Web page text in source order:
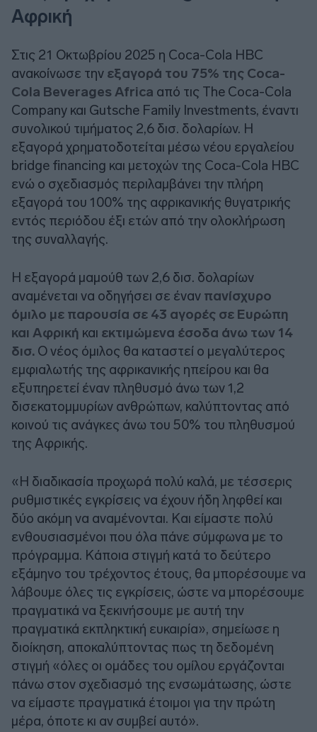
Αφρική
Στις 21 Οκτωβρίου 2025 η Coca-Cola HBC
ανακοίνωσε την εξαγορά του 75% της Coca-
Cola Beverages Africa από τις The Coca-Cola
Company και Gutsche Family Investments, έναντι
συνολικού τιμήματος 2,6 δισ. δολαρίων. Η
εξαγορά χρηματοδοτείται μέσω νέου εργαλείου
bridge financing και μετοχών της Coca-Cola HBC
ενώ ο σχεδιασμός περιλαμβάνει την πλήρη
εξαγορά του 100% της αφρικανικής θυγατρικής
εντός περιόδου έξι ετών από την ολοκλήρωση
της συναλλαγής.
Η εξαγορά μαμούθ των 2,6 δισ. δολαρίων
αναμένεται να οδηγήσει σε έναν πανίσχυρο
όμιλο με παρουσία σε 43 αγορές σε Ευρώπη
και Αφρική και εκτιμώμενα έσοδα άνω των 14
δισ. Ο νέος όμιλος θα καταστεί ο μεγαλύτερος
εμφιαλωτής της αφρικανικής ηπείρου και θα
εξυπηρετεί έναν πληθυσμό άνω των 1,2
δισεκατομμυρίων ανθρώπων, καλύπτοντας από
κοινού τις ανάγκες άνω του 50% του πληθυσμού
της Αφρικής.
«Η διαδικασία προχωρά πολύ καλά, με τέσσερις
ρυθμιστικές εγκρίσεις να έχουν ήδη ληφθεί και
δύο ακόμη να αναμένονται. Και είμαστε πολύ
ενθουσιασμένοι που όλα πάνε σύμφωνα με το
πρόγραμμα. Κάποια στιγμή κατά το δεύτερο
εξάμηνο του τρέχοντος έτους, θα μπορέσουμε να
λάβουμε όλες τις εγκρίσεις, ώστε να μπορέσουμε
πραγματικά να ξεκινήσουμε με αυτή την
πραγματικά εκπληκτική ευκαιρία», σημείωσε η
διοίκηση, αποκαλύπτοντας πως τη δεδομένη
στιγμή «όλες οι ομάδες του ομίλου εργάζονται
πάνω στον σχεδιασμό της ενσωμάτωσης, ώστε
να είμαστε πραγματικά έτοιμοι για την πρώτη
μέρα, όποτε κι αν συμβεί αυτό».